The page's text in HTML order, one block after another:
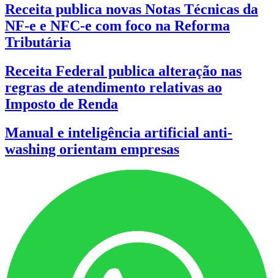
Receita publica novas Notas Técnicas da
NF-e e NFC-e com foco na Reforma
Tributária
Receita Federal publica alteração nas
regras de atendimento relativas ao
Imposto de Renda
Manual e inteligência artificial anti-
washing orientam empresas